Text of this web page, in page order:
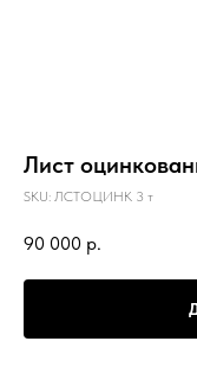
Лист
SKU: ЛСТОЦИНК 3 т
90 000 р.